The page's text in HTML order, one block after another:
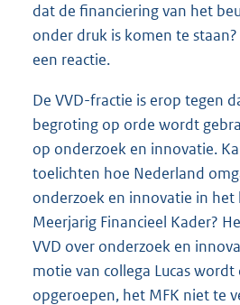
dat de financiering van het
onder druk is komen te
een reactie.
De VVD-fractie is erop tegen
begroting op orde wordt
op onderzoek en innovatie.
toelichten hoe Nederland
onderzoek en innovatie in het
Meerjarig Financieel Kader?
VVD over onderzoek en
motie van collega Lucas wordt
opgeroepen, het MFK niet te